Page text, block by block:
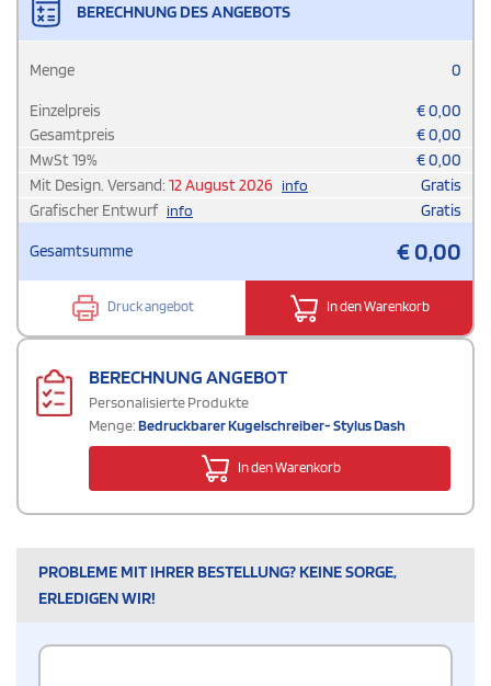
BERECHNUNG DES ANGEBOTS
Menge 0
Einzelpreis €0,00
Gesamtpreis
€0,00
MwSt19% €0,00
Mit Design. Versand: 12 August 2026 info
Gratis
Grafischer Entwurf info Gratis
Gesamtsumme €0,00
Druck angebot In den Warenkorb
BERECHNUNG ANGEBOT
Personalisierte Produkte
Menge:Bedruckbarer Kugelschreiber- Stylus Dash
In den Warenkorb
PROBLEME MIT IHRER BESTELLUNG? KEINE SORGE,
ERLEDIGEN WIR!